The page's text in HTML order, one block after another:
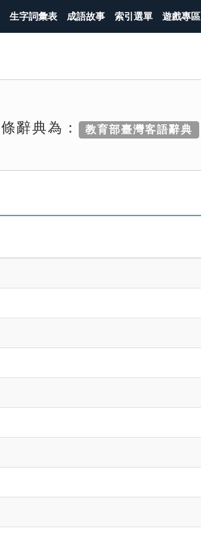
生字詞彙表 成語故事 索引選單 遊戲專區
辭典為： 教育部臺灣客語辭典